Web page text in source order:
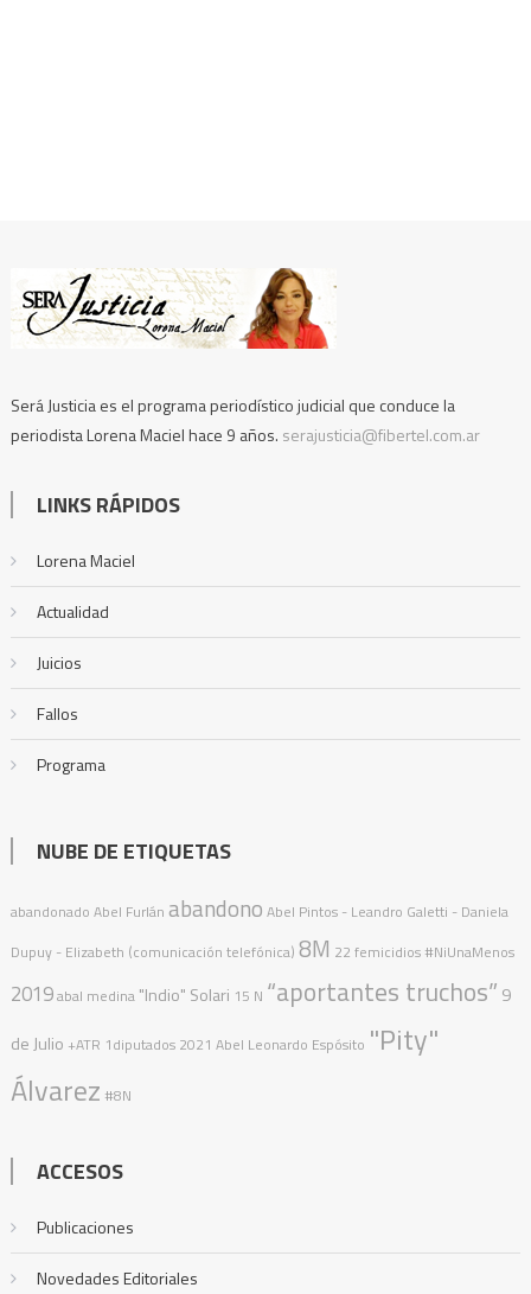
Será Justicia es el programa periodístico judicial que conduce la
periodista Lorena Maciel hace 9 años. serajusticia@fibertel.com.ar
LINKS RÁPIDOS
Lorena Maciel
Actualidad
Juicios
Fallos
Programa
NUBE DE ETIQUETAS
abandonado Abel Furlán abandono Abel Pintos - Leandro Galetti - Daniela
Dupuy - Elizabeth (comunicación telefónica) 8M 22 femicidios #NiUnaMenos
2019abal medina "Indio" Solari 15 N “aportantes truchos” 9
de Julio +ATR 1diputados 2021 Abel Leonardo Espósito "Pity"
Álvarez #8N
ACCESOS
Publicaciones
Novedades Editoriales